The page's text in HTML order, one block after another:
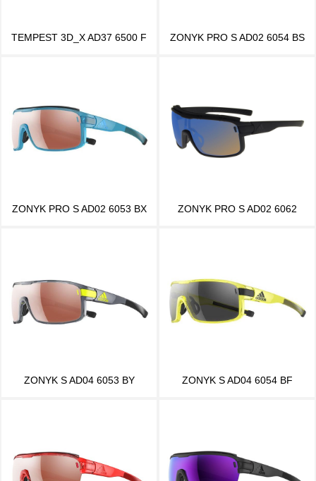
TEMPEST 3D_X AD37 6500 F ZONYK PRO S AD02 6054 BS
ZONYK PRO S AD02 6053 BX ZONYK PRO S AD02 6062
ZONYK S AD04 6053 BY ZONYK S AD04 6054 BF